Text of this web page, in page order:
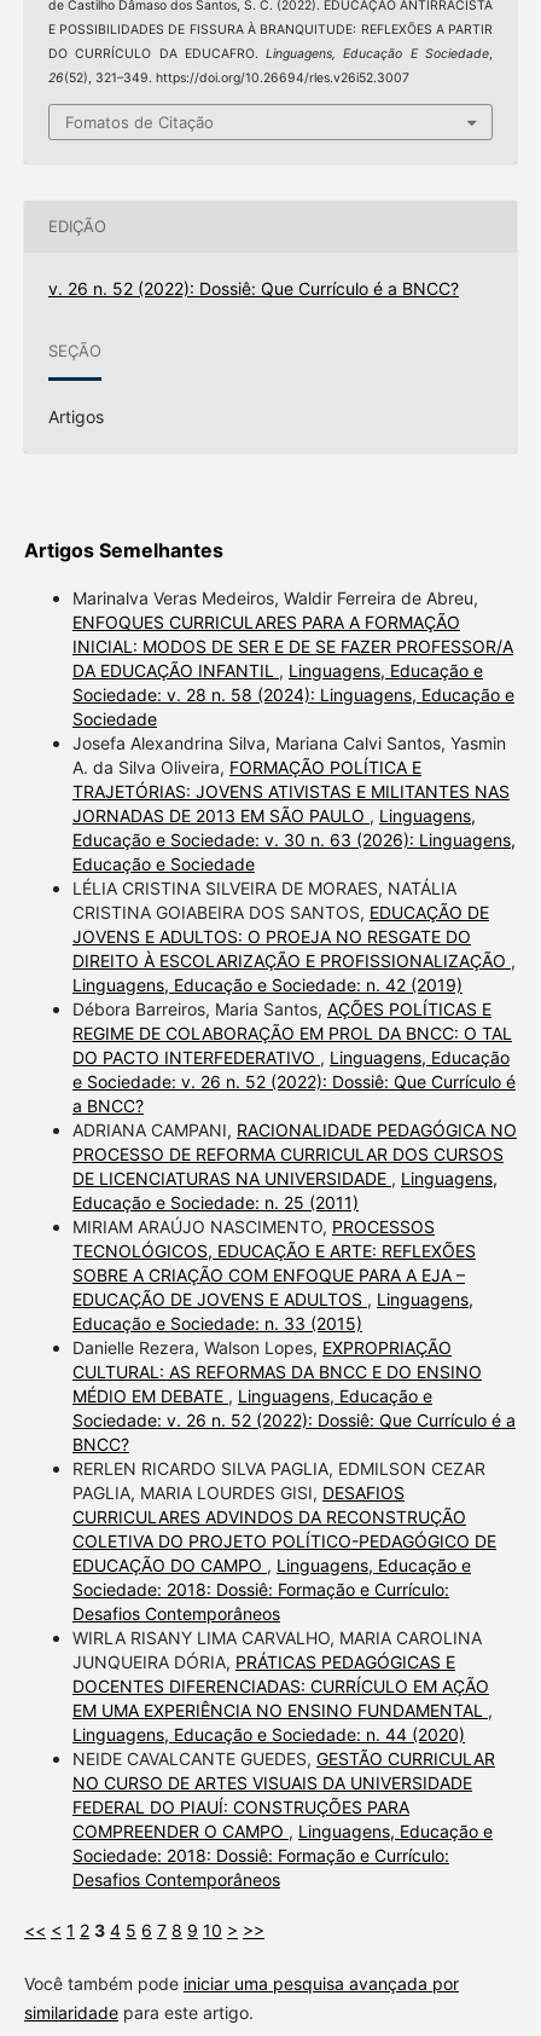
de Castilho Dâmaso dos Santos, S. C. (2022). EDUCAÇÂO ANTIRRACISTA
E POSSIBILIDADES DE FISSURA À BRANQUITUDE: REFLEXÕES A PARTIR
DO CURRÍCULO DA EDUCAFRO.Linguagens, Educação E Sociedade,
26(52), 321–349. https://doi.org/10.26694/rles.v26i52.3007
Fomatos de Citação
EDIÇÃO
v. 26 n. 52 (2022): Dossiê: Que Currículo é a BNCC?
SEÇÃO
Artigos
Artigos Semelhantes
Marinalva Veras Medeiros, Waldir Ferreira de Abreu,
ENFOQUES CURRICULARES PARA A FORMAÇÃO
INICIAL: MODOS DE SER E DE SE FAZER PROFESSOR/A
DA EDUCAÇÃO INFANTIL , Linguagens, Educação e
Sociedade: v. 28 n. 58 (2024): Linguagens, Educação e
Sociedade
Josefa Alexandrina Silva, Mariana Calvi Santos, Yasmin
A. da Silva Oliveira, FORMAÇÃO POLÍTICA E
TRAJETÓRIAS: JOVENS ATIVISTAS E MILITANTES NAS
JORNADAS DE 2013 EM SÃO PAULO , Linguagens,
Educação e Sociedade: v. 30 n. 63 (2026): Linguagens,
Educação e Sociedade
LÉLIA CRISTINA SILVEIRA DE MORAES, NATÁLIA
CRISTINA GOIABEIRA DOS SANTOS, EDUCAÇÃO DE
JOVENS E ADULTOS: O PROEJA NO RESGATE DO
DIREITO À ESCOLARIZAÇÃO E PROFISSIONALIZAÇÃO ,
Linguagens, Educação e Sociedade: n. 42 (2019)
Débora Barreiros, Maria Santos, AÇÕES POLÍTICAS E
REGIME DE COLABORAÇÃO EM PROL DA BNCC: O TAL
DO PACTO INTERFEDERATIVO , Linguagens, Educação
e Sociedade: v. 26 n. 52 (2022): Dossiê: Que Currículo é
a BNCC?
ADRIANA CAMPANI, RACIONALIDADE PEDAGÓGICA NO
PROCESSO DE REFORMA CURRICULAR DOS CURSOS
DE LICENCIATURAS NA UNIVERSIDADE , Linguagens,
Educação e Sociedade: n. 25 (2011)
MIRIAM ARAÚJO NASCIMENTO, PROCESSOS
TECNOLÓGICOS, EDUCAÇÃO E ARTE: REFLEXÕES
SOBRE A CRIAÇÃO COM ENFOQUE PARA A EJA –
EDUCAÇÃO DE JOVENS E ADULTOS , Linguagens,
Educação e Sociedade: n. 33 (2015)
Danielle Rezera, Walson Lopes, EXPROPRIAÇÃO
CULTURAL: AS REFORMAS DA BNCC E DO ENSINO
MÉDIO EM DEBATE , Linguagens, Educação e
Sociedade: v. 26 n. 52 (2022): Dossiê: Que Currículo é a
BNCC?
RERLEN RICARDO SILVA PAGLIA, EDMILSON CEZAR
PAGLIA, MARIA LOURDES GISI, DESAFIOS
CURRICULARES ADVINDOS DA RECONSTRUÇÃO
COLETIVA DO PROJETO POLÍTICO-PEDAGÓGICO DE
EDUCAÇÃO DO CAMPO , Linguagens, Educação e
Sociedade: 2018: Dossiê: Formação e Currículo:
Desafios Contemporâneos
WIRLA RISANY LIMA CARVALHO, MARIA CAROLINA
JUNQUEIRA DÓRIA, PRÁTICAS PEDAGÓGICAS E
DOCENTES DIFERENCIADAS: CURRÍCULO EM AÇÃO
EM UMA EXPERIÊNCIA NO ENSINO FUNDAMENTAL ,
Linguagens, Educação e Sociedade: n. 44 (2020)
NEIDE CAVALCANTE GUEDES, GESTÃO CURRICULAR
NO CURSO DE ARTES VISUAIS DA UNIVERSIDADE
FEDERAL DO PIAUÍ: CONSTRUÇÕES PARA
COMPREENDER O CAMPO , Linguagens, Educação e
Sociedade: 2018: Dossiê: Formação e Currículo:
Desafios Contemporâneos
<< < 1 2 3 4 5 6 7 8 9 10 > >>
Você também pode iniciar uma pesquisa avançada por
similaridadepara este artigo.